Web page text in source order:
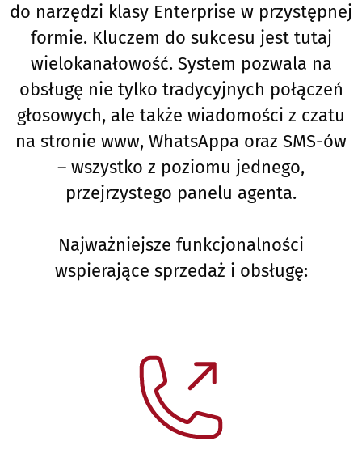
do narzędzi klasy Enterprise w przystępnej
formie. Kluczem do sukcesu jest tutaj
wielokanałowość. System pozwala na
obsługę nie tylko tradycyjnych połączeń
głosowych, ale także wiadomości z czatu
na stronie www, WhatsAppa oraz SMS-ów
– wszystko z poziomu jednego,
przejrzystego panelu agenta.
Najważniejsze funkcjonalności
wspierające sprzedaż i obsługę: